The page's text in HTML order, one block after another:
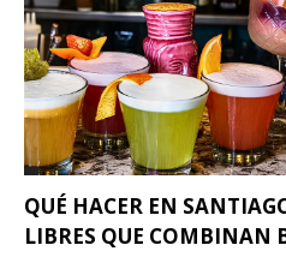
QUÉ HACER EN
LIBRES QUE COMBINAN